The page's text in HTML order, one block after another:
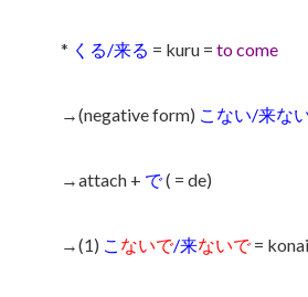
* くる/来る = kuru = to come
→(negative form) こない/来な
→attach + で( = de)
→(1) こ ないで/来ないで=